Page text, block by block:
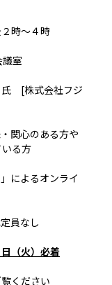
時～４時
室
氏 [株式会社フジ
関心のある方や
る方
によるオンライ
員なし
（火）必着
ください